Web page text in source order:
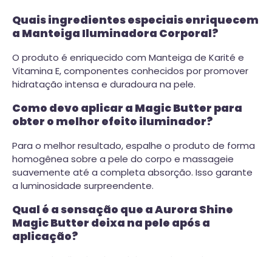
Quais ingredientes especiais enriquecem
a Manteiga Iluminadora Corporal?
O produto é enriquecido com Manteiga de Karité e
Vitamina E, componentes conhecidos por promover
hidratação intensa e duradoura na pele.
Como devo aplicar a Magic Butter para
obter o melhor efeito iluminador?
Para o melhor resultado, espalhe o produto de forma
homogênea sobre a pele do corpo e massageie
suavemente até a completa absorção. Isso garante
a luminosidade surpreendente.
Qual é a sensação que a Aurora Shine
Magic Butter deixa na pele após a
aplicação?